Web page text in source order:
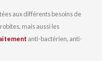
aux différents besoins de
mais aussi les
anti-bactérien, anti-